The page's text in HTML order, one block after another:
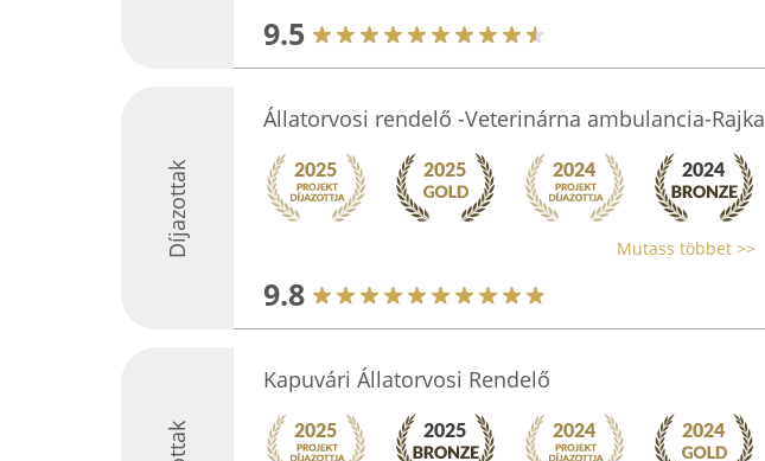
9.5
Díjazottak
Állatorvosi rendelő -Veterinárna ambulancia-Rajka
Mutass többet >>
9.8
Kapuvári Állatorvosi Rendelő